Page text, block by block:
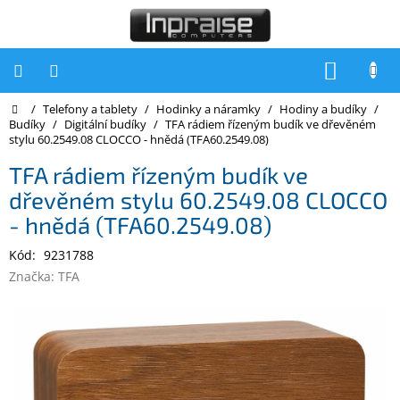
Počítače
Počítače
Notebooky
Tiskárny
Oblíbené
Domů
/ Telefony a tablety / Hodinky a náramky / Hodiny a budíky /
Budíky / Digitální budíky / TFA rádiem řízeným budík ve dřevěném
stylu 60.2549.08 CLOCCO - hnědá (TFA60.2549.08)
TFA rádiem řízeným budík ve
dřevěném stylu 60.2549.08 CLOCCO
- hnědá (TFA60.2549.08)
Kód: 9231788
Značka: TFA